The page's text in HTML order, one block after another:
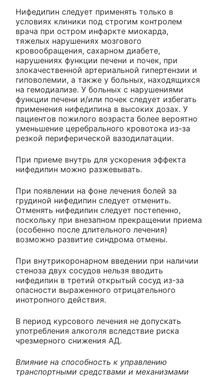
Нифедипин следует применять только в
условиях клиники под строгим контролем
врача при остром инфаркте миокарда,
тяжелых нарушениях мозгового
кровообращения, сахарном диабете,
нарушениях функции печени и почек, при
злокачественной артериальной гипертензии и
гиповолемии, а также у больных, находящихся
на гемодиализе. У больных с нарушениями
функции печени и/или почек следует избегать
применения нифедипина в высоких дозах. У
пациентов пожилого возраста более вероятно
уменьшение церебрального кровотока из-за
резкой периферической вазодилатации.
При приеме внутрь для ускорения эффекта
нифедипин можно разжевывать.
При появлении на фоне лечения болей за
грудиной нифедипин следует отменить.
Отменять нифедипин следует постепенно,
поскольку при внезапном прекращении приема
(особенно после длительного лечения)
возможно развитие синдрома отмены.
При внутрикоронарном введении при наличии
стеноза двух сосудов нельзя вводить
нифедипин в третий открытый сосуд из-за
опасности выраженного отрицательного
инотропного действия.
В период курсового лечения не допускать
употребления алкоголя вследствие риска
чрезмерного снижения АД.
Влияние на способность к управлению
транспортными средствами и механизмами